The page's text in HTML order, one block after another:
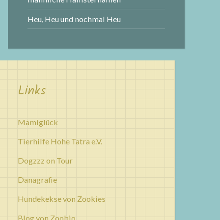
Heu, Heu und nochmal Heu
Links
Mamiglück
Tierhilfe Hohe Tatra e.V.
Dogzzz on Tour
Danagrafie
Hundekekse von Zookies
Blog von Zoobio